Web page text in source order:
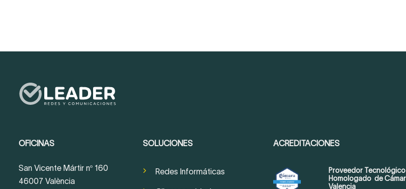
OFICINAS
San Vicente Mártir nº 160
46007 València
SOLUCIONES
Redes Informáticas
ACREDITACIONES
Proveedor Tecnológico
Homologado de
Valencia